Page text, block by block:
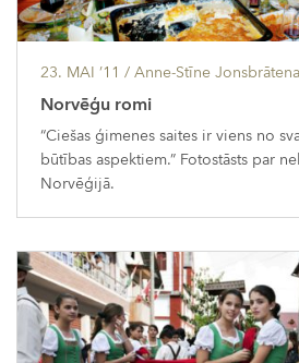
23. MAI ’11 / Anne-Stīne
Norvēģu romi
“Ciešas ģimenes saites ir viens no
būtības aspektiem.” Fotostāsts par
Norvēģijā.